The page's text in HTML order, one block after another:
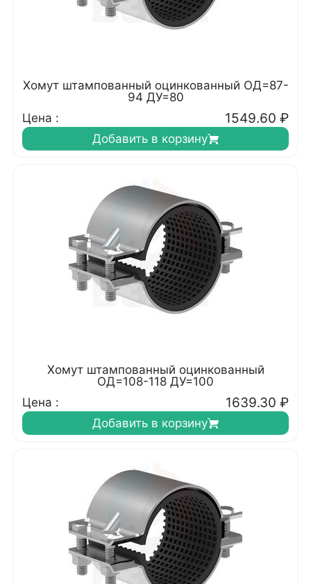
Хомут штампованный оцинкованный ОД=87-
94 ДУ=80
Цена :
1549.60 ₽
Добавить в корзину
Хомут штампованный оцинкованный
ОД=108-118 ДУ=100
Цена :
1639.30 ₽
Добавить в корзину